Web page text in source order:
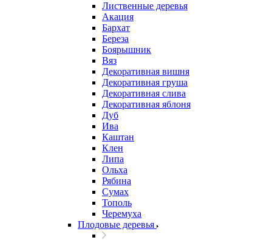
Лиственные деревья
Акация
Бархат
Береза
Боярышник
Вяз
Декоративная вишня
Декоративная груша
Декоративная слива
Декоративная яблоня
Дуб
Ива
Каштан
Клен
Липа
Ольха
Рябина
Сумах
Тополь
Черемуха
Плодовые деревья